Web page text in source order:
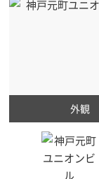
外観